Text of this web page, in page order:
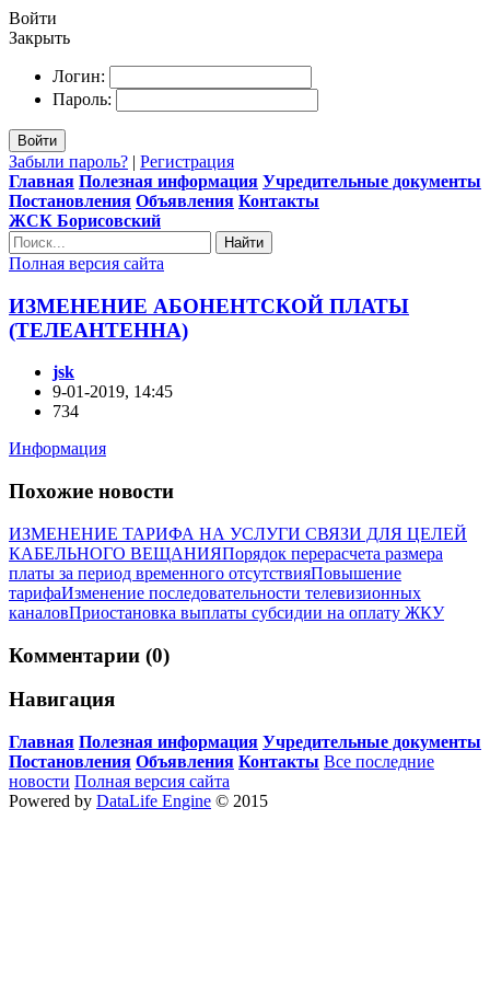
Войти
Закрыть
Логин:
Пароль:
Войти
Забыли пароль? | Регистрация
Главная Полезная информация Учредительные документы
Постановления Объявления Контакты
ЖСК Борисовский
Найти
Полная версия сайта
ИЗМЕНЕНИЕ АБОНЕНТСКОЙ ПЛАТЫ
(ТЕЛЕАНТЕННА)
jsk
9-01-2019, 14:45
734
Информация
Похожие новости
ИЗМЕНЕНИЕ ТАРИФА НА УСЛУГИ СВЯЗИ ДЛЯ ЦЕЛЕЙ
КАБЕЛЬНОГО ВЕЩАНИЯПорядок перерасчета размера
платы за период временного отсутствияПовышение
тарифаИзменение последовательности телевизионных
каналовПриостановка выплаты субсидии на оплату ЖКУ
Комментарии (0)
Навигация
Главная Полезная информация Учредительные документы
Постановления Объявления Контакты Все последние
новости Полная версия сайта
Powered by DataLife Engine © 2015